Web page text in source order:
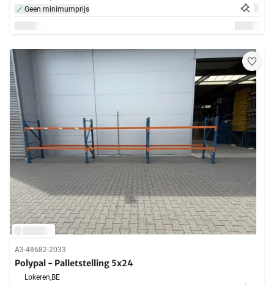
Geen minimumprijs
A3-48682-2033
Polypal - Palletstelling 5x24
Lokeren,BE